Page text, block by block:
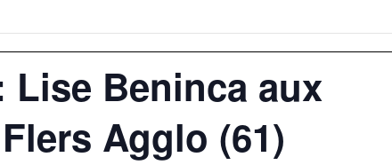
Lise Beninca aux
Agglo (61)